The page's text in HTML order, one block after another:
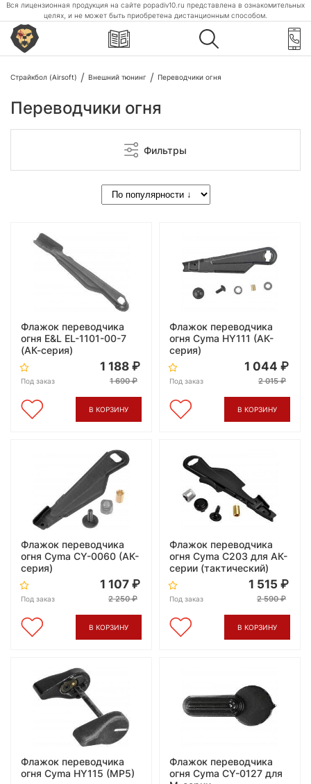
Вся лицензионная продукция на сайте popadiv10.ru представлена в ознакомительных
целях, и не может быть приобретена дистанционным способом.
Страйкбол (Airsoft) Внешний тюнинг Переводчики огня
Переводчики огня
Фильтры
Флажок переводчика
огня E&L EL-1101-00-7
(АК-серия)
Под заказ
1 188
1 690
В КОРЗИНУ
Флажок переводчика
огня Cyma HY111 (АК-
серия)
Под заказ
1 044
2 015
В КОРЗИНУ
Флажок переводчика
огня Cyma CY-0060 (АК-
серия)
Под заказ
1 107
2 250
В КОРЗИНУ
Флажок переводчика
огня Cyma C203 для АК-
серии (тактический)
Под заказ
1 515
2 590
В КОРЗИНУ
Флажок переводчика
огня Cyma HY115 (MP5)
Флажок переводчика
огня Cyma CY-0127 для